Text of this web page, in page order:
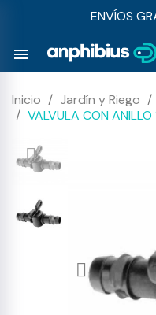
ENVÍOS
menu
Inicio Jardín y Riego
VALVULA CON